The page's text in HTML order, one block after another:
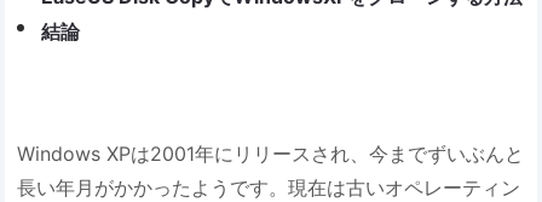
結論
Windows XPは2001年にリリースされ、今までずいぶんと
長い年月がかかったようです。現在は古いオペレーティン